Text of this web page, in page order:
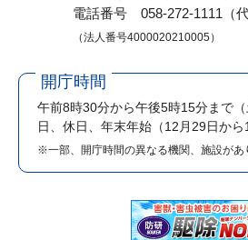
電話番号 058-272-1111（代
（法人番号4000020210005）
開庁時間
午前8時30分から午後5時15分まで
日、休日、年末年始（12月29日から
※一部、開庁時間の異なる機関、施設があ